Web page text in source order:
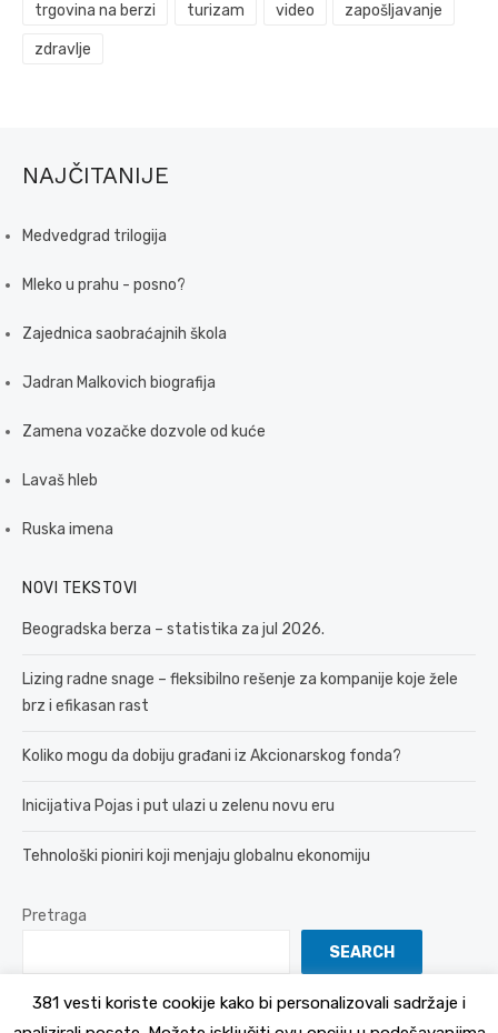
trgovina na berzi turizam video zapošljavanje
zdravlje
NAJČITANIJE
Medvedgrad trilogija
Mleko u prahu - posno?
Zajednica saobraćajnih škola
Jadran Malkovich biografija
Zamena vozačke dozvole od kuće
Lavaš hleb
Ruska imena
NOVI TEKSTOVI
Beogradska berza – statistika za jul 2026.
Lizing radne snage – fleksibilno rešenje za kompanije koje žele
brz i efikasan rast
Koliko mogu da dobiju građani iz Akcionarskog fonda?
Inicijativa Pojas i put ulazi u zelenu novu eru
Tehnološki pioniri koji menjaju globalnu ekonomiju
Pretraga
SEARCH
381 vesti koriste cookije kako bi personalizovali sadržaje i